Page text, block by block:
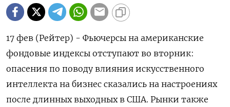
17 фев (Рейтер) - Фьючерсы на американские
фондовые индексы ‌отступают во вторник:
опасения по ​поводу влияния искусственного ​
интеллекта ​на бизнес ⁠сказались ‌на настроениях
после ‌длинных выходных в США. ​Рынки также